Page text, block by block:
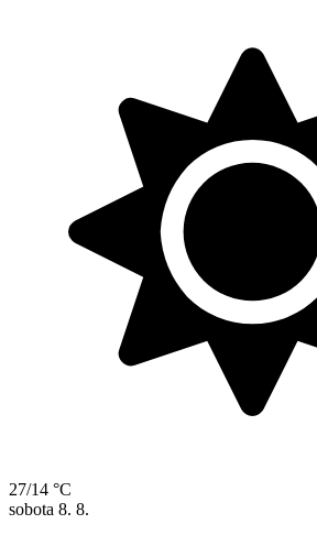
27/14 °C
sobota 8. 8.